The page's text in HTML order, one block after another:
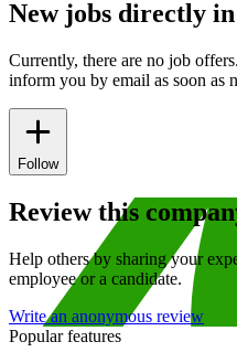
New jobs directly
Currently, there are no job
inform you by email as soon as
Follow
Review this
Help others by sharing your
employee or a candidate.
Write an anonymous review
Popular features